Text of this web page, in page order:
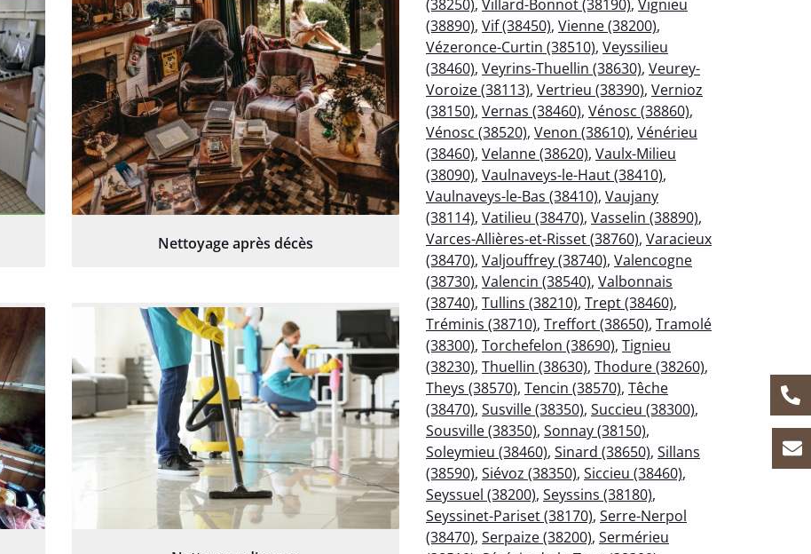
Nettoyage après décès
(38250), Villard-Bonnot (38190), Vignieu
(38890), Vif (38450), Vienne (38200),
Vézeronce-Curtin (38510), Veyssilieu
(38460), Veyrins-Thuellin (38630), Veurey-
Voroize (38113), Vertrieu (38390), Vernioz
(38150), Vernas (38460), Vénosc (38860),
Vénosc (38520), Venon (38610), Vénérieu
(38460), Velanne (38620), Vaulx-Milieu
(38090), Vaulnaveys-le-Haut (38410),
Vaulnaveys-le-Bas (38410), Vaujany
(38114), Vatilieu (38470), Vasselin (38890),
Varces-Allières-et-Risset (38760), Varacieux
(38470), Valjouffrey (38740), Valencogne
(38730), Valencin (38540), Valbonnais
(38740), Tullins (38210), Trept (38460),
Tréminis (38710), Treffort (38650), Tramolé
(38300), Torchefelon (38690), Tignieu
(38230), Thuellin (38630), Thodure (38260),
Theys (38570), Tencin (38570), Têche
(38470), Susville (38350), Succieu (38300),
Sousville (38350), Sonnay (38150),
Soleymieu (38460), Sinard (38650), Sillans
(38590), Siévoz (38350), Siccieu (38460),
Seyssuel (38200), Seyssins (38180),
Seyssinet-Pariset (38170), Serre-Nerpol
(38470), Serpaize (38200), Sermérieu